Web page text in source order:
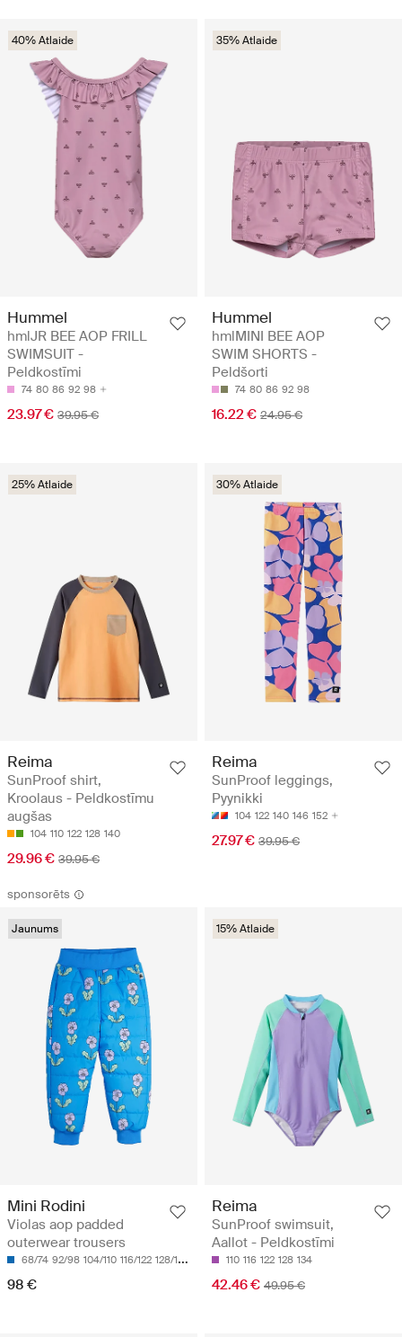
40% Atlaide
Hummel
hmlJR BEE AOP FRILL
SWIMSUIT -
Peldkostīmi
74 80 86 92 98
23.97 € 39.95 €
35% Atlaide
Hummel
hmlMINI BEE AOP
SWIM SHORTS -
Peldšorti
74 80 86 92 98
16.22 € 24.95 €
25% Atlaide
Reima
SunProof shirt,
Kroolaus - Peldkostīmu
augšas
104 110 122 128 140
29.96 € 39.95 €
30% Atlaide
Reima
SunProof leggings,
Pyynikki
104 122 140 146 152
27.97 € 39.95 €
sponsorēts
Jaunums
Mini Rodini
Violas aop padded
outerwear trousers
68/74 92/98 104/110 116/122 128/134
98 €
15% Atlaide
Reima
SunProof swimsuit,
Aallot - Peldkostīmi
110 116 122 128 134
42.46 € 49.95 €